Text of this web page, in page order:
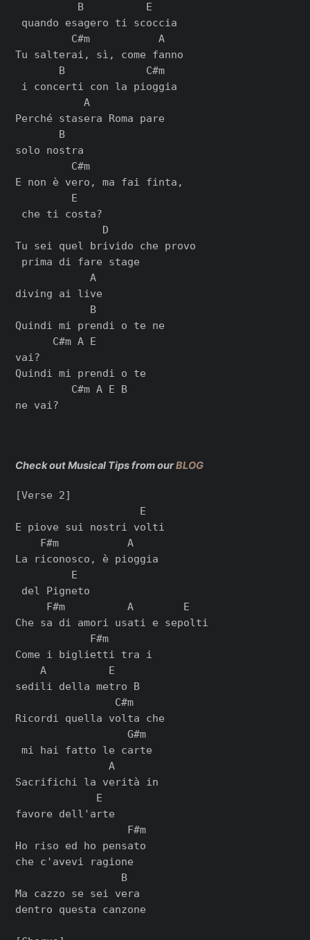
          B          E
quando esagero ti scoccia
         C#m           A
Tu salterai, sì, come fanno
       B             C#m
i concerti con la pioggia
           A
Perché stasera Roma pare
       B
solo nostra
         C#m
E non è vero, ma fai finta,
         E
che ti costa?
              D
Tu sei quel brivido che provo
prima di fare stage
            A
diving ai live
            B
Quindi mi prendi o te ne
      C#m A E
vai?
Quindi mi prеndi o te
         C#m A E B
ne vai?
Check out Musical Tips from ourBLOG
[Verse 2]
                    E
E piove sui nostri volti
    F#m           A
La riconosco, è pioggia
         E
dеl Pigneto
     F#m          A        E
Che sa di amori usati e sepolti
            F#m
Come i biglietti tra i
    A          E
sedili della metro B
                C#m
Ricordi quella volta che
                  G#m
mi hai fatto le carte
               A
Sacrifichi la verità in
             E
favore dell'arte
                  F#m
Ho riso ed ho pensato
che c'avevi ragione
                 B
Ma cazzo se sei vera
dentro questa canzone